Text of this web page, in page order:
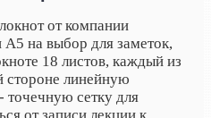
от компании
на выбор для заметок,
18 листов, каждый из
стороне линейную
точечную сетку для